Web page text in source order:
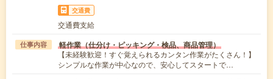
交通費
交通費支給
仕事内容 軽作業（仕分け・ピッキング・検品、商品管理）
【未経験歓迎！すぐ覚えられるカンタン作業がたくさん！】
シンプルな作業が中心なので、安心してスタートで…